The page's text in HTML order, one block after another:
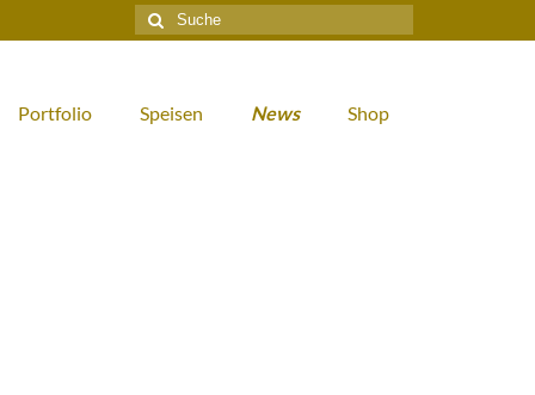
Suche
nach:
Portfolio Speisen News Shop